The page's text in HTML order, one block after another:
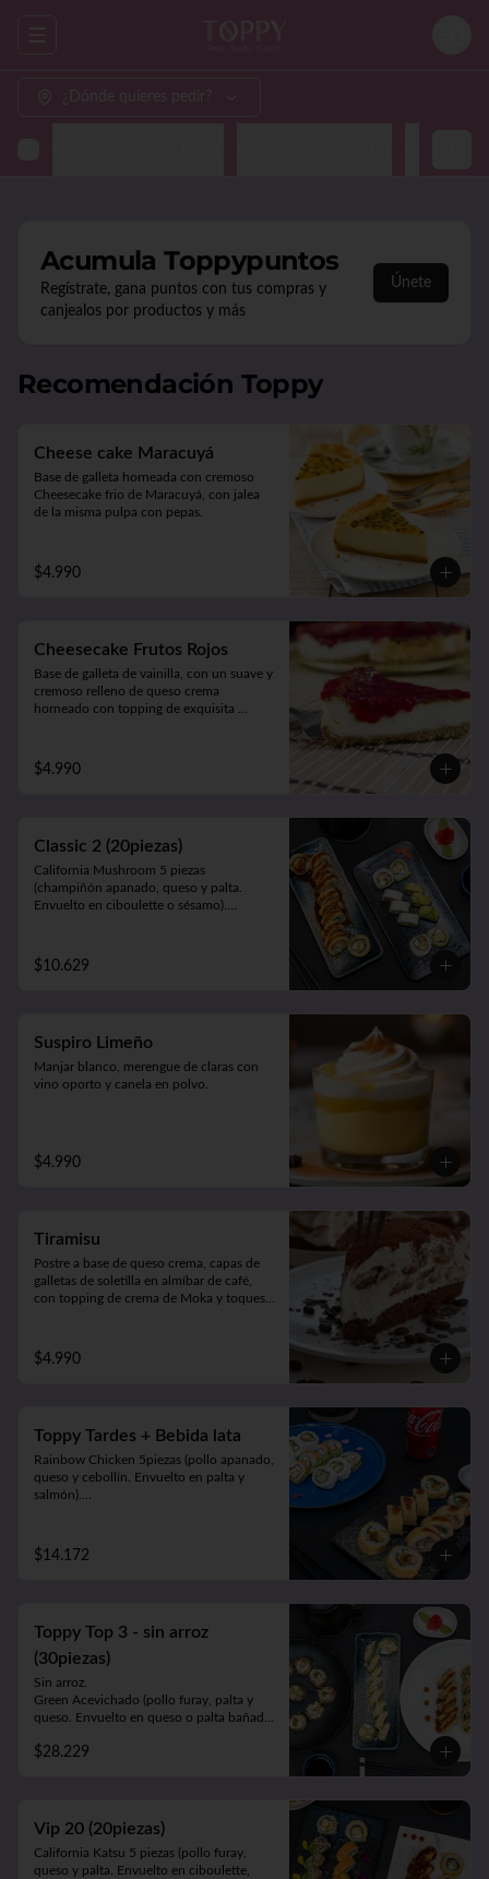
AcumulaToppypuntos
Regístrate, gana puntos con tus compras y
canjealos por productos y más
Únete
Recomendación Toppy
Cheese cake Maracuyá
Base de galleta horneada con cremoso
Cheesecake frio de Maracuyá, con jalea
de la misma pulpa con pepas.
$4.990
Cheesecake Frutos Rojos
Base de galleta de vainilla, con un suave y
cremoso relleno de queso crema
horneado con topping de exquisita
$4.990
Classic 2 (20piezas)
California Mushroom 5 piezas
(champiñón apanado, queso y palta.
Envuelto en ciboulette o sésamo).
Panko Katsu 10 piezas (pollo apanado,
queso y cebollín. Frito en panko).
$10.629
Suspiro Limeño
Manjar blanco, merengue de claras con
vino oporto y canela en polvo.
$4.990
Tiramisu
Postre a base de queso crema, capas de
galletas de soletilla en almíbar de café,
con topping de crema de Moka y toques
$4.990
Toppy Tardes + Bebida lata
Rainbow Chicken 5piezas (pollo apanado,
queso y cebollín. Envuelto en palta y
salmón).
Panko Mushroom 10piezas (champiñón,
queso y cebollín. Frito en Panko).
$14.172
Toppy Top 3 - sin arroz
(30piezas)
Sin arroz.
Green Acevichado (pollo furay, palta y
queso. Envuelto en queso o palta bañada
Acevichado Top (camarón furay, atún,
camarón furay o pollo furay. Envuelto en
pollo y Frito en panko acompañado de
salsa teriyaki).
$28.229
Vip 20 (20piezas)
California Katsu 5 piezas (pollo furay,
queso y palta. Envuelto en ciboulette,